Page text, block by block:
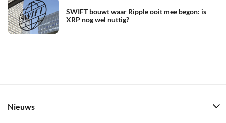
SWIFT bouwt waar Ripple ooit mee begon: is
XRP nog wel nuttig?
Nieuws